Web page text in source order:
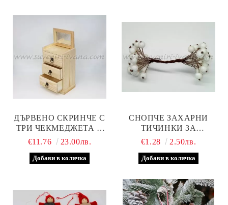
ДЪРВЕНО СКРИНЧЕ С
ТРИ ЧЕКМЕДЖЕТА И
ОГЛЕДАЛО
€11.76 23.00лв.
СНОПЧЕ ЗАХАРНИ
ТИЧИНКИ ЗА
ДЕКОРАЦИЯ, БЕЛИ
€1.28 2.50лв.